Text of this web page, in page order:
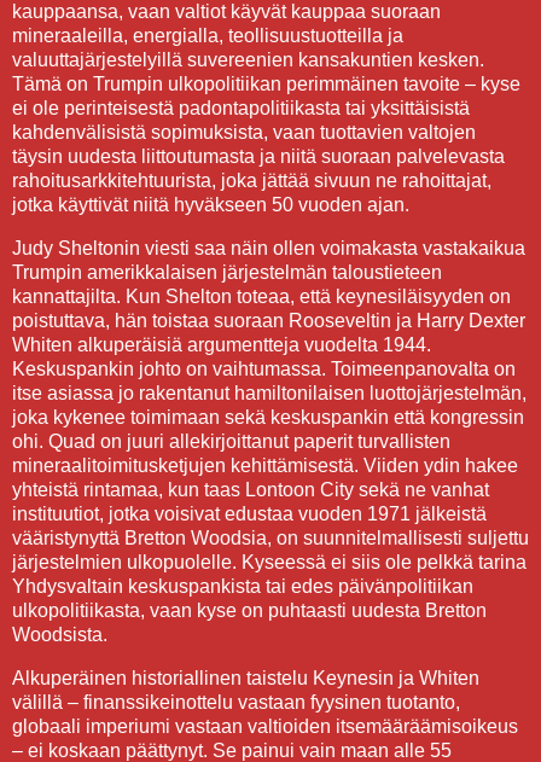
kauppaansa, vaan valtiot käyvät kauppaa suoraan
mineraaleilla, energialla, teollisuustuotteilla ja
valuuttajärjestelyillä suvereenien kansakuntien kesken.
Tämä on Trumpin ulkopolitiikan perimmäinen tavoite – kyse
ei ole perinteisestä padontapolitiikasta tai yksittäisistä
kahdenvälisistä sopimuksista, vaan tuottavien valtojen
täysin uudesta liittoutumasta ja niitä suoraan palvelevasta
rahoitusarkkitehtuurista, joka jättää sivuun ne rahoittajat,
jotka käyttivät niitä hyväkseen 50 vuoden ajan.
Judy Sheltonin viesti saa näin ollen voimakasta vastakaikua
Trumpin amerikkalaisen järjestelmän taloustieteen
kannattajilta. Kun Shelton toteaa, että keynesiläisyyden on
poistuttava, hän toistaa suoraan Rooseveltin ja Harry Dexter
Whiten alkuperäisiä argumentteja vuodelta 1944.
Keskuspankin johto on vaihtumassa. Toimeenpanovalta on
itse asiassa jo rakentanut hamiltonilaisen luottojärjestelmän,
joka kykenee toimimaan sekä keskuspankin että kongressin
ohi. Quad on juuri allekirjoittanut paperit turvallisten
mineraalitoimitusketjujen kehittämisestä. Viiden ydin hakee
yhteistä rintamaa, kun taas Lontoon City sekä ne vanhat
instituutiot, jotka voisivat edustaa vuoden 1971 jälkeistä
vääristynyttä Bretton Woodsia, on suunnitelmallisesti suljettu
järjestelmien ulkopuolelle. Kyseessä ei siis ole pelkkä tarina
Yhdysvaltain keskuspankista tai edes päivänpolitiikan
ulkopolitiikasta, vaan kyse on puhtaasti uudesta Bretton
Woodsista.
Alkuperäinen historiallinen taistelu Keynesin ja Whiten
välillä – finanssikeinottelu vastaan fyysinen tuotanto,
globaali imperiumi vastaan valtioiden itsemääräämisoikeus
– ei koskaan päättynyt. Se painui vain maan alle 55